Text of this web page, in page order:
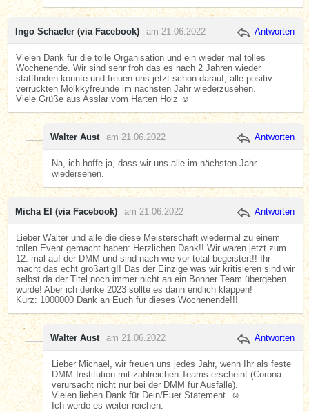
Ingo Schaefer (via Facebook) am 21.06.2022 Antworten
Vielen Dank für die tolle Organisation und ein wieder mal tolles
Wochenende. Wir sind sehr froh das es nach 2 Jahren wieder
stattfinden konnte und freuen uns jetzt schon darauf, alle positiv
verrückten Mölkkyfreunde im nächsten Jahr wiederzusehen.
Viele Grüße aus Asslar vom Harten Holz ☺️
Walter Aust am 21.06.2022 Antworten
Na, ich hoffe ja, dass wir uns alle im nächsten Jahr
wiedersehen.
Micha El (via Facebook) am 21.06.2022 Antworten
Lieber Walter und alle die diese Meisterschaft wiedermal zu einem
tollen Event gemacht haben: Herzlichen Dank!! Wir waren jetzt zum
12. mal auf der DMM und sind nach wie vor total begeistert!! Ihr
macht das echt großartig!! Das der Einzige was wir kritisieren sind wir
selbst da der Titel noch immer nicht an ein Bonner Team übergeben
wurde! Aber ich denke 2023 sollte es dann endlich klappen!
Kurz: 1000000 Dank an Euch für dieses Wochenende!!!
Walter Aust am 21.06.2022 Antworten
Lieber Michael, wir freuen uns jedes Jahr, wenn Ihr als feste
DMM Institution mit zahlreichen Teams erscheint (Corona
verursacht nicht nur bei der DMM für Ausfälle).
Vielen lieben Dank für Dein/Euer Statement. ☺️
Ich werde es weiter reichen.